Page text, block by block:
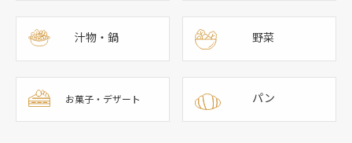
汁物・鍋 野菜
お菓子・デザート パン